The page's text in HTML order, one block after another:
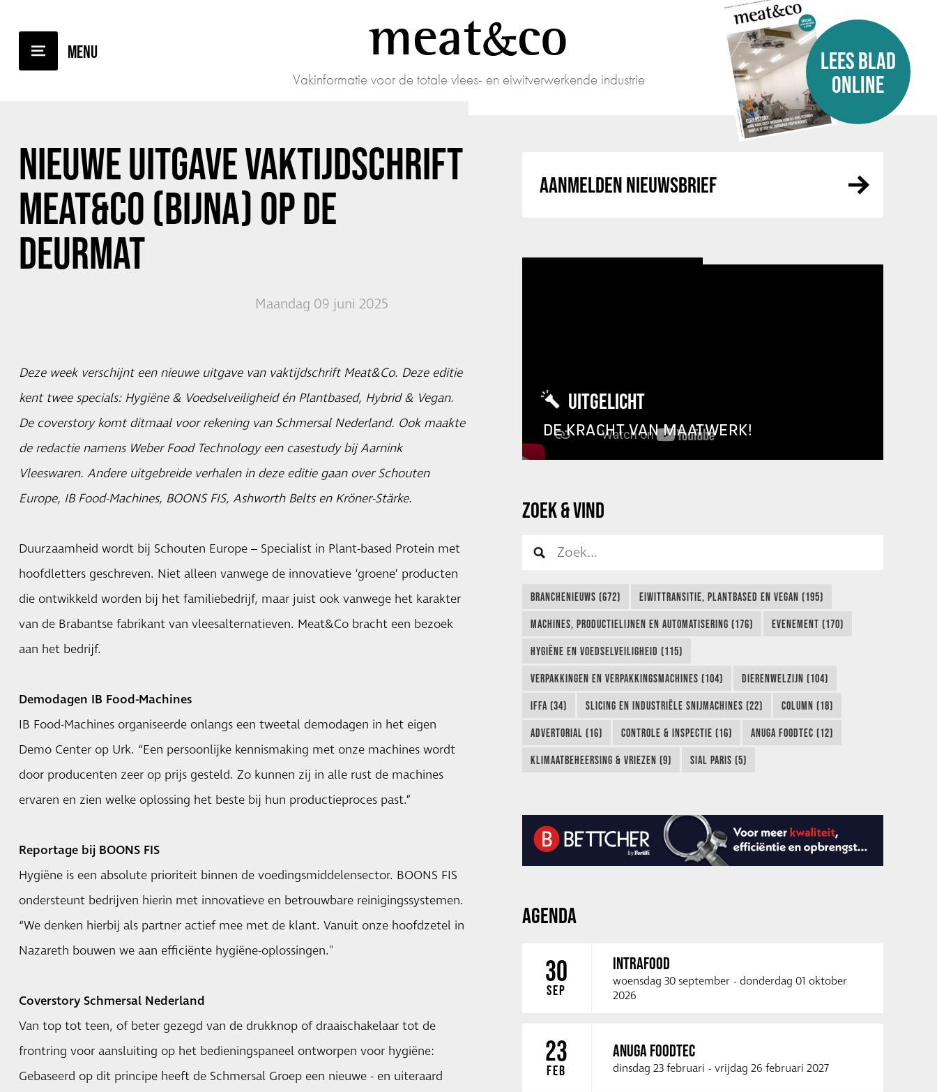
meatco
Vakinformatie voor de totale vlees- en eiwitverwerkende industrie
LEES BLAD
ONLINE
NIEUWE UITGAVE VAKTIJDSCHRIFT
MEAT&CO (BIJNA) OP DE
DEURMAT
Maandag 09 juni 2025
Deze week verschijnt een nieuwe uitgave van vaktijdschrift Meat&Co. Deze editie
kent twee specials: Hygiëne & Voedselveiligheid én Plantbased, Hybrid & Vegan.
De coverstory komt ditmaal voor rekening van Schmersal Nederland. Ook maakte
de redactie namens Weber Food Technology een casestudy bij Aarnink
Vleeswaren. Andere uitgebreide verhalen in deze editie gaan over Schouten
Europe, IB Food-Machines, BOONS FIS, Ashworth Belts en Kröner-Stärke.
Duurzaamheid wordt bij Schouten Europe – Specialist in Plant-based Protein met
hoofdletters geschreven. Niet alleen vanwege de innovatieve ‘groene’ producten
die ontwikkeld worden bij het familiebedrijf, maar juist ook vanwege het karakter
van de Brabantse fabrikant van vleesalternatieven. Meat&Co bracht een bezoek
aan het bedrijf.
Demodagen IB Food-Machines
IB Food-Machines organiseerde onlangs een tweetal demodagen in het eigen
Demo Center op Urk. “Een persoonlijke kennismaking met onze machines wordt
door producenten zeer op prijs gesteld. Zo kunnen zij in alle rust de machines
ervaren en zien welke oplossing het beste bij hun productieproces past.”
Reportage bij BOONS FIS
Hygiëne is een absolute prioriteit binnen de voedingsmiddelensector. BOONS FIS
ondersteunt bedrijven hierin met innovatieve en betrouwbare reinigingssystemen.
“We denken hierbij als partner actief mee met de klant. Vanuit onze hoofdzetel in
Nazareth bouwen we aan efficiënte hygiëne-oplossingen."
Coverstory Schmersal Nederland
Van top tot teen, of beter gezegd van de drukknop of draaischakelaar tot de
frontring voor aansluiting op het bedieningspaneel ontworpen voor hygiëne:
Gebaseerd op dit principe heeft de Schmersal Groep een nieuwe - en uiteraard
AANMELDEN NIEUWSBRIEF
UITGELICHT
DE KRACHT VAN MAATWERK!
ZOEK & VIND
BRANCHENIEUWS (672) EIWITTRANSITIE, PLANTBASED EN VEGAN (195)
MACHINES, PRODUCTIELIJNEN EN AUTOMATISERING (176) EVENEMENT (170)
HYGIËNE EN VOEDSELVEILIGHEID (115)
VERPAKKINGEN EN VERPAKKINGSMACHINES (104) DIERENWELZIJN (104)
IFFA (34) SLICING EN INDUSTRIËLE SNIJMACHINES (22) COLUMN (18)
ADVERTORIAL (16) CONTROLE & INSPECTIE (16) ANUGA FOODTEC (12)
KLIMAATBEHEERSING & VRIEZEN (9) SIAL PARIS (5)
AGENDA
30
SEP
INTRAFOOD
woensdag 30 september - donderdag 01 oktober
2026
23
FEB
ANUGA FOODTEC
dinsdag 23 februari - vrijdag 26 februari 2027